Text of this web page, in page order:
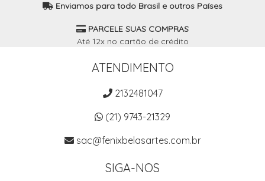
Enviamos para todo Brasil e outros Países
PARCELE SUAS COMPRAS
Até 12x no cartão de crédito
ATENDIMENTO
2132481047
(21) 9743-21329
sac@fenixbelasartes.com.br
SIGA-NOS